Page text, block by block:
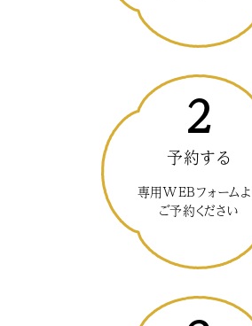
2
予約する
専用WEBフォームよ
ご予約ください